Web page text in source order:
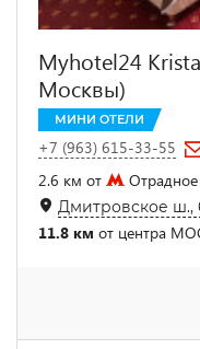
Myhotel24
Москвы)
МИНИ ОТЕЛИ
+7 (963) 615-33-55
2.6 км от
Отрадное
Дмитровское ш.,
11.8 км от центра